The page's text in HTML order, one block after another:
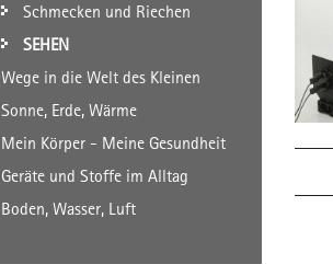
Schmecken und Riechen
SEHEN
Wege in die Welt des Kleinen
Sonne, Erde, Wärme
Mein Körper - Meine Gesundheit
Geräte und Stoffe im Alltag
Boden, Wasser, Luft